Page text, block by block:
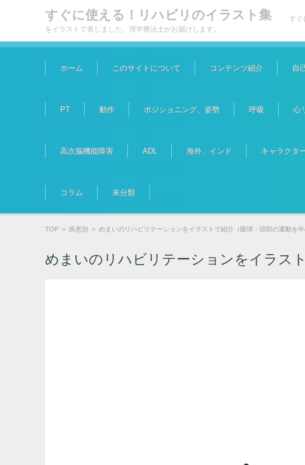
すぐに使える！リハビリのイラスト集
すぐ
をイラストで表しました。理学療法士がお届けします。
コンテンツに移動
ホーム このサイトについて コンテンツ紹介 自
PT 動作 ポジショニング、姿勢 呼吸 心
高次脳機能障害 ADL 海外、インド キャラクタ
コラム 未分類
TOP > 疾患別 > めまいのリハビリテーションをイラストで紹介（眼球・頭部の運動を中
めまいのリハビリテーションをイラス